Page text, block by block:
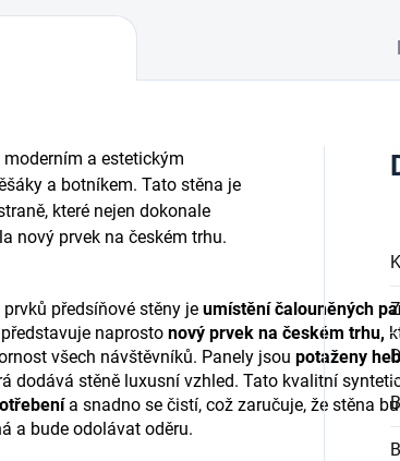
moderním a estetickým
a botníkem. Tato stěna je
které nejen dokonale
nový prvek na českém trhu.
předsíňové stěny je umístění čalouněných
naprosto nový prvek na českém trhu,
všech návštěvníků. Panely jsou potaženy
dodává stěně luxusní vzhled. Tato kvalitní
a snadno se čistí, což zaručuje, že stěna
a bude odolávat oděru.